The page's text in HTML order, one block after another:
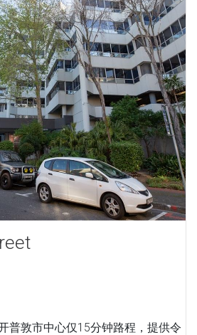
普敦市中心仅15分钟路程，提供令